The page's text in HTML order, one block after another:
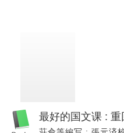
最好的国文课 :